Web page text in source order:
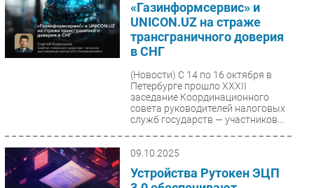
Кирюшкин, к....
«Газинформсервис» и
UNICON.UZ на страже
трансграничного доверия
в СНГ
(Новости) С 14 по 16 октября в
Петербурге прошло XXXII
заседание Координационного
совета руководителей налоговых
служб государств — участников...
09.10.2025
Устройства Рутокен ЭЦП